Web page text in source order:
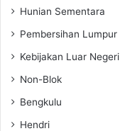
Hunian Sementara
Pembersihan Lumpur
Kebijakan Luar Negeri
Non-Blok
Bengkulu
Hendri